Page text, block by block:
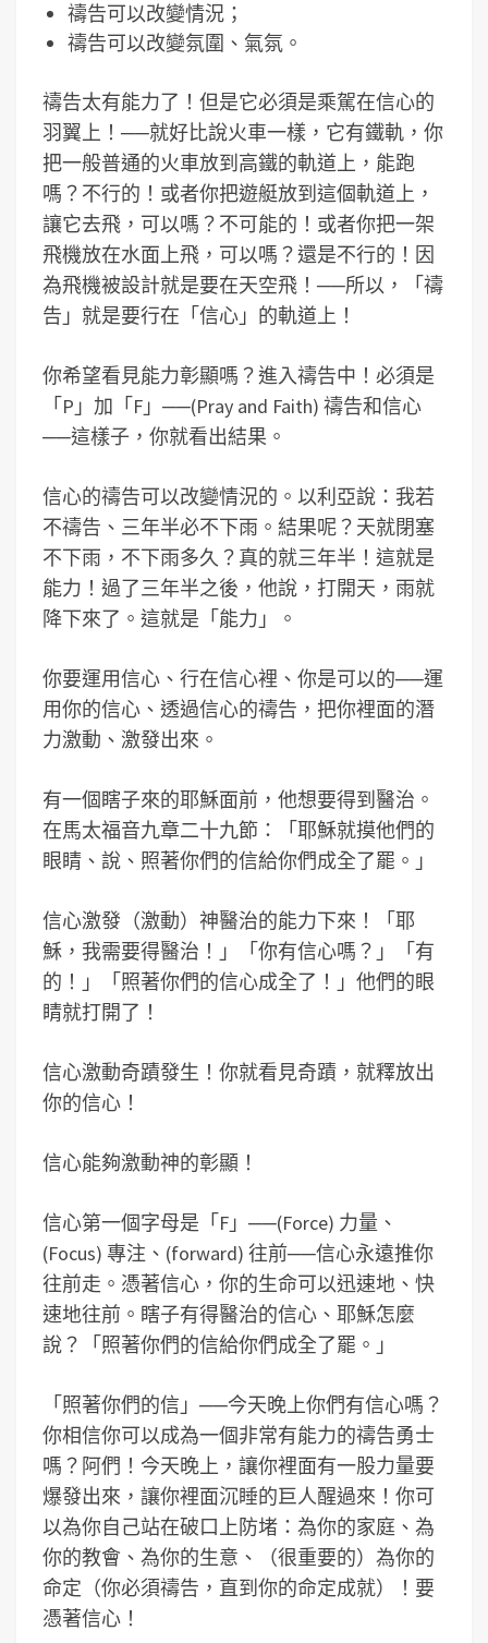
禱告可以改變情況；
禱告可以改變氛圍、氣氛。
禱告太有能力了！但是它必須是乘駕在信心的
羽翼上！──就好比說火車一樣，它有鐵軌，你
把一般普通的火車放到高鐵的軌道上，能跑
嗎？不行的！或者你把遊艇放到這個軌道上，
讓它去飛，可以嗎？不可能的！或者你把一架
飛機放在水面上飛，可以嗎？還是不行的！因
為飛機被設計就是要在天空飛！──所以，「禱
告」就是要行在「信心」的軌道上！
你希望看見能力彰顯嗎？進入禱告中！必須是
「P」加「F」──(Pray and Faith) 禱告和信心
──這樣子，你就看出結果。
信心的禱告可以改變情況的。以利亞說：我若
不禱告、三年半必不下雨。結果呢？天就閉塞
不下雨，不下雨多久？真的就三年半！這就是
能力！過了三年半之後，他說，打開天，雨就
降下來了。這就是「能力」。
你要運用信心、行在信心裡、你是可以的──運
用你的信心、透過信心的禱告，把你裡面的潛
力激動、激發出來。
有一個瞎子來的耶穌面前，他想要得到醫治。
在馬太福音九章二十九節：「耶穌就摸他們的
眼睛、說、照著你們的信給你們成全了罷。」
信心激發（激動）神醫治的能力下來！「耶
穌，我需要得醫治！」「你有信心嗎？」「有
的！」「照著你們的信心成全了！」他們的眼
睛就打開了！
信心激動奇蹟發生！你就看見奇蹟，就釋放出
你的信心！
信心能夠激動神的彰顯！
信心第一個字母是「F」──(Force) 力量、
(Focus) 專注、(forward) 往前──信心永遠推你
往前走。憑著信心，你的生命可以迅速地、快
速地往前。瞎子有得醫治的信心、耶穌怎麼
說？「照著你們的信給你們成全了罷。」
「照著你們的信」──今天晚上你們有信心嗎？
你相信你可以成為一個非常有能力的禱告勇士
嗎？阿們！今天晚上，讓你裡面有一股力量要
爆發出來，讓你裡面沉睡的巨人醒過來！你可
以為你自己站在破口上防堵：為你的家庭、為
你的教會、為你的生意、（很重要的）為你的
命定（你必須禱告，直到你的命定成就）！要
憑著信心！